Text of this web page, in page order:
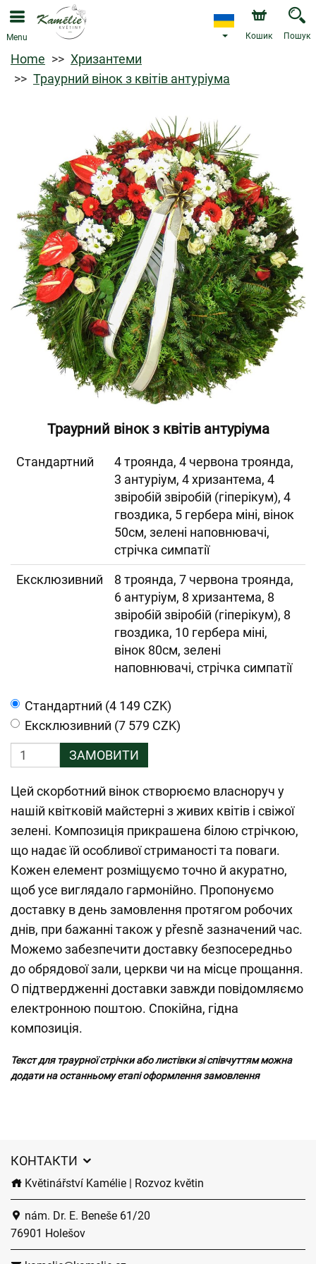
Menu Кошик Пошук
Home
Хризантеми
Траурний вінок з квітів антуріума
Траурний вінок з квітів антуріума
Cтандартний
4 троянда, 4 червона троянда,
3 антуріум, 4 хризантема, 4
звіробій звіробій (гіперікум), 4
гвоздика, 5 гербера міні, вінок
50см, зелені наповнювачі,
стрічка симпатії
Ексклюзивний
8 троянда, 7 червона троянда,
6 антуріум, 8 хризантема, 8
звіробій звіробій (гіперікум), 8
гвоздика, 10 гербера міні,
вінок 80см, зелені
наповнювачі, стрічка симпатії
Cтандартний (4 149 CZK)
Ексклюзивний (7 579 CZK)
ЗАМОВИТИ
Цей скорботний вінок створюємо власноруч у
нашій квітковій майстерні з живих квітів і свіжої
зелені. Композиція прикрашена білою стрічкою,
що надає їй особливої стриманості та поваги.
Кожен елемент розміщуємо точно й акуратно,
щоб усе виглядало гармонійно. Пропонуємо
доставку в день замовлення протягом робочих
днів, при бажанні також у přesně зазначений час.
Можемо забезпечити доставку безпосередньо
до обрядової зали, церкви чи на місце прощання.
О підтвердженні доставки завжди повідомляємо
електронною поштою. Спокійна, гідна
композиція.
Текст для траурної стрічки або листівки зі співчуттям можна
додати на останньому етапі оформлення замовлення
КОНТАКТИ
Květinářství Kamélie | Rozvoz květin
nám. Dr. E. Beneše 61/20
76901 Holešov